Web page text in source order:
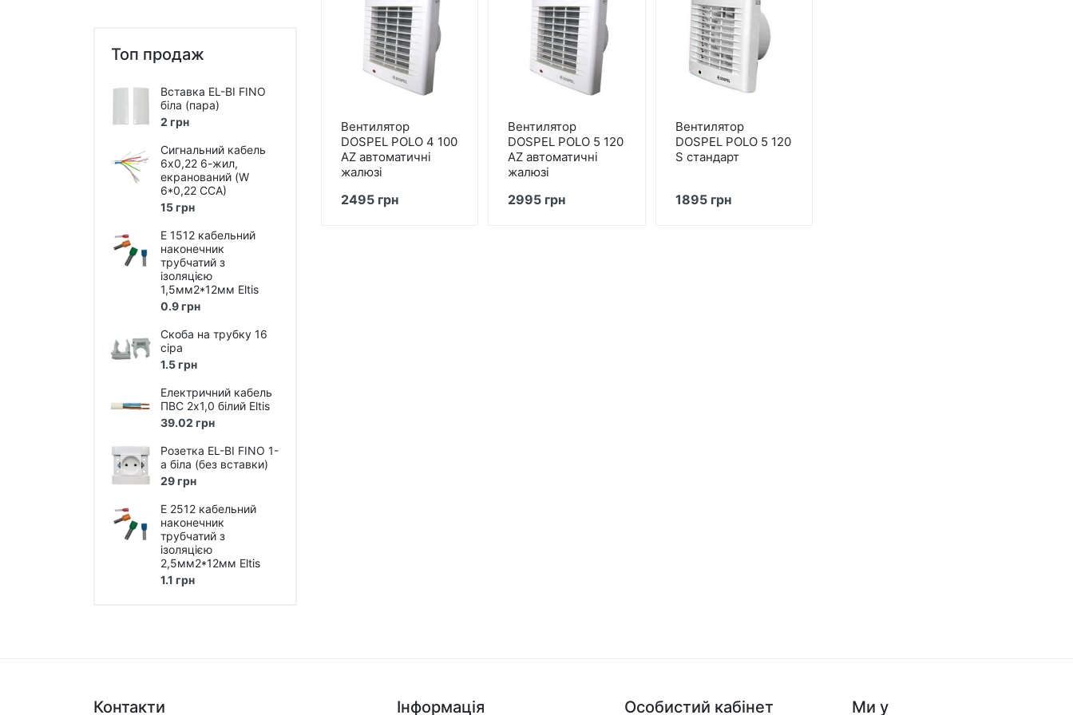
безперебійне живлення,
блискавкозахист
Магнітні пускачі, контактори,
Кнопки, перемикачі, пости...
Дзвоники, кнопки до дзвоників
Коробки монтажні і
розподільчі
Щитки, бокси, панелі
пластикові
Щитки, бокси металеві
Дверки ревізійні (металеві та
пластмасові)
Вентилятори, вент.решітки,
повітроводи
Лампи люмінісцентні
E40
Лампи галогенні
LED Лампи (світлодіодні)
LED Панелі (світлодіодні)
Лампи промислові, для
вуличних світильників
Технічне освітлення під лампу
Топ продаж
Вставка EL-BI FINO
біла (пара)
2 грн
Сигнальний кабель
6х0,22 6-жил,
екранований (W
6*0,22 ССА)
15 грн
E 1512 кабельний
наконечник
трубчатий з
ізоляцією
1,5мм2*12мм Eltis
0.9 грн
Скоба на трубку 16
сіра
1.5 грн
Електричний кабель
ПВС 2х1,0 білий Eltis
39.02 грн
Розетка EL-BI FINO 1-
а біла (без вставки)
29 грн
E 2512 кабельний
наконечник
трубчатий з
ізоляцією
2,5мм2*12мм Eltis
1.1 грн
Вентилятор
DOSPEL POLO 4 100
AZ автоматичні
жалюзі
2495 грн
Вентилятор
DOSPEL POLO 5 120
AZ автоматичні
жалюзі
2995 грн
Вентилятор
DOSPEL POLO 5 120
S стандарт
1895 грн
Контакти Інформація Особистий кабінет Ми у